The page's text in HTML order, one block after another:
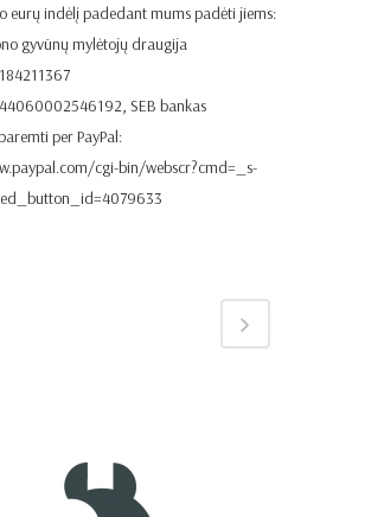
eurų indėlį padedant mums padėti jiems:
gyvūnų mylėtojų draugija
SEB bankas
per PayPal:
cgi-bin/webscr?cmd=_s-